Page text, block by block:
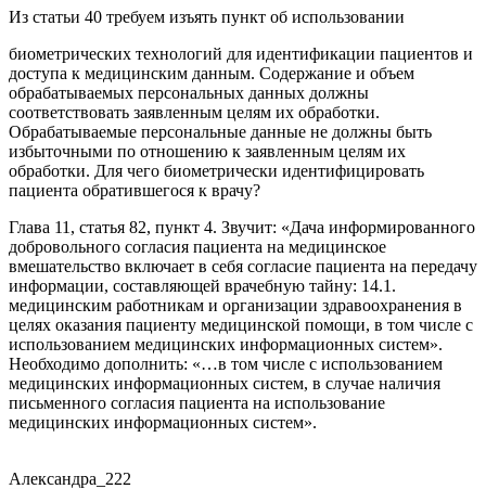
Из статьи 40 требуем изъять пункт об использовании
биометрических технологий для идентификации пациентов и
доступа к медицинским данным. Содержание и объем
обрабатываемых персональных данных должны
соответствовать заявленным целям их обработки.
Обрабатываемые персональные данные не должны быть
избыточными по отношению к заявленным целям их
обработки. Для чего биометрически идентифицировать
пациента обратившегося к врачу?
Глава 11, статья 82, пункт 4. Звучит: «Дача информированного
добровольного согласия пациента на медицинское
вмешательство включает в себя согласие пациента на передачу
информации, составляющей врачебную тайну: 14.1.
медицинским работникам и организации здравоохранения в
целях оказания пациенту медицинской помощи, в том числе с
использованием медицинских информационных систем».
Необходимо дополнить: «…в том числе с использованием
медицинских информационных систем, в случае наличия
письменного согласия пациента на использование
медицинских информационных систем».
Александра_222